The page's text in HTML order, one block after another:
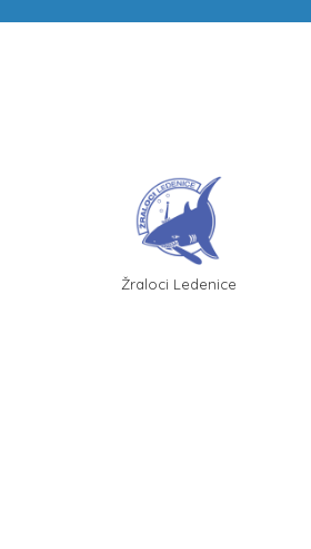
Žraloci Ledenice